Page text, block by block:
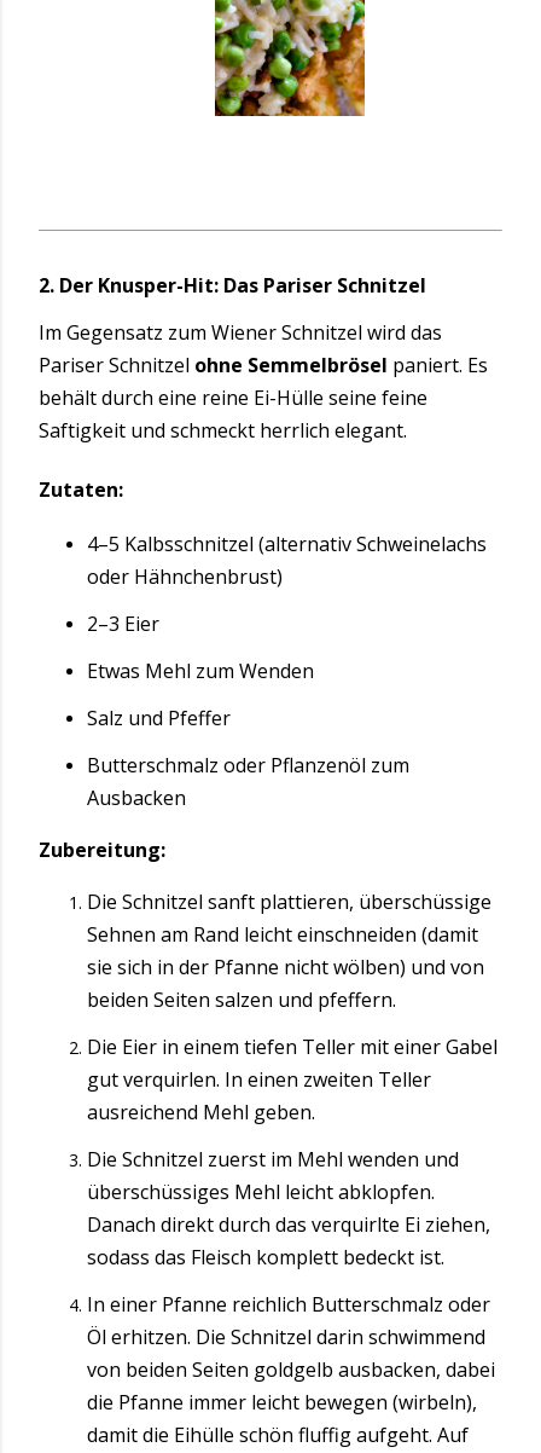
2. Der Knusper-Hit: Das Pariser Schnitzel
Im Gegensatz zum Wiener Schnitzel wird das
Pariser Schnitzel ohne Semmelbrösel paniert. Es
behält durch eine reine Ei-Hülle seine feine
Saftigkeit und schmeckt herrlich elegant.
Zutaten:
4–5 Kalbsschnitzel (alternativ Schweinelachs
oder Hähnchenbrust)
2–3 Eier
Etwas Mehl zum Wenden
Salz und Pfeffer
Butterschmalz oder Pflanzenöl zum
Ausbacken
Zubereitung:
Die Schnitzel sanft plattieren, überschüssige
Sehnen am Rand leicht einschneiden (damit
sie sich in der Pfanne nicht wölben) und von
beiden Seiten salzen und pfeffern.
Die Eier in einem tiefen Teller mit einer Gabel
gut verquirlen. In einen zweiten Teller
ausreichend Mehl geben.
Die Schnitzel zuerst im Mehl wenden und
überschüssiges Mehl leicht abklopfen.
Danach direkt durch das verquirlte Ei ziehen,
sodass das Fleisch komplett bedeckt ist.
In einer Pfanne reichlich Butterschmalz oder
Öl erhitzen. Die Schnitzel darin schwimmend
von beiden Seiten goldgelb ausbacken, dabei
die Pfanne immer leicht bewegen (wirbeln),
damit die Eihülle schön fluffig aufgeht. Auf